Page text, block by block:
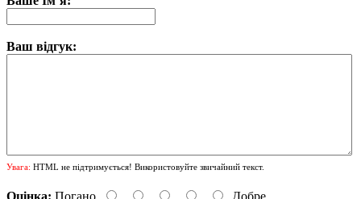
Ваш відгук:
Увага: HTML не підтримується! Використовуйте звичайний текст.